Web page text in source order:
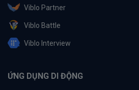
Viblo Partner
Viblo Battle
Viblo Interview
ỨNG DỤNG DI ĐỘNG